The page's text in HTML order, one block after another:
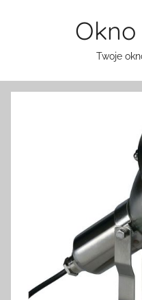
Twoje